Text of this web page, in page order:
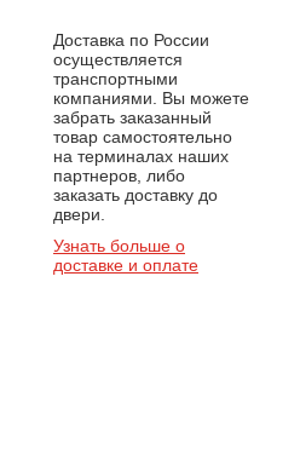
Доставка по России
осуществляется
транспортными
компаниями. Вы можете
забрать заказанный
товар самостоятельно
на терминалах наших
партнеров, либо
заказать доставку до
двери.
Узнать больше о
доставке и оплате